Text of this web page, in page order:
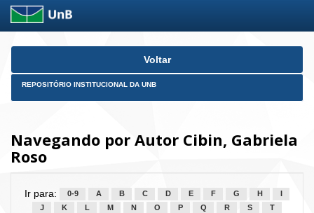
Skip
Voltar
REPOSITÓRIO INSTITUCIONAL DA UNB
Navegando por Autor Cibin, Gabriela
Roso
Ir para: 0-9 A B C D E F G H
J
K L M N O P Q R S
T